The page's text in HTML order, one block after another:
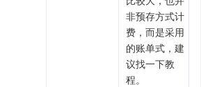
非预存方式计
费，而是采用
的账单式，建
议找一下教
程。